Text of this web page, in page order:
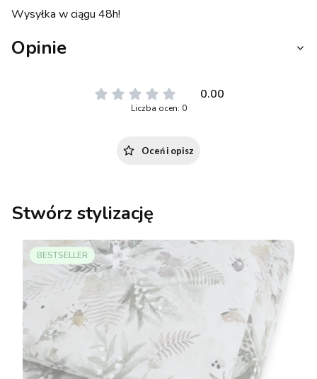
Wysyłka w ciągu 48h!
Opinie
0.00
Liczba ocen: 0
Oceń i opisz
Stwórz stylizację
BESTSELLER